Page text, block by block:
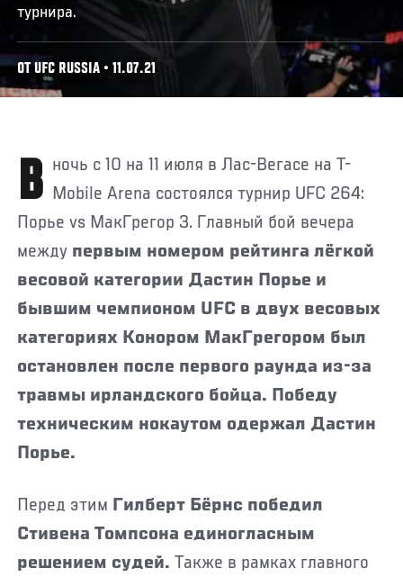
турнира.
ОТ UFC RUSSIA • 11.07.21
В ночь с 10 на 11 июля в Лас-Вегасе на T- Mobile Arena состоялся турнир UFC 264:
Порье vs МакГрегор 3. Главный бой вечера
между первым номером рейтинга лёгкой
весовой категории Дастин Порье и
бывшим чемпионом UFC в двух весовых
категориях Конором МакГрегором был
остановлен после первого раунда из-за
травмы ирландского бойца. Победу
техническим нокаутом одержал Дастин
Порье.
Перед этим Гилберт Бёрнс победил
Стивена Томпсона единогласным
решением судей.Также в рамках главного